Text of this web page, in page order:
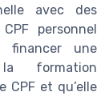
avec des
personnel
financer une
formation
CPF et qu’elle